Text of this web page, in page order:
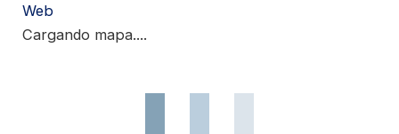
Web
Cargando mapa....